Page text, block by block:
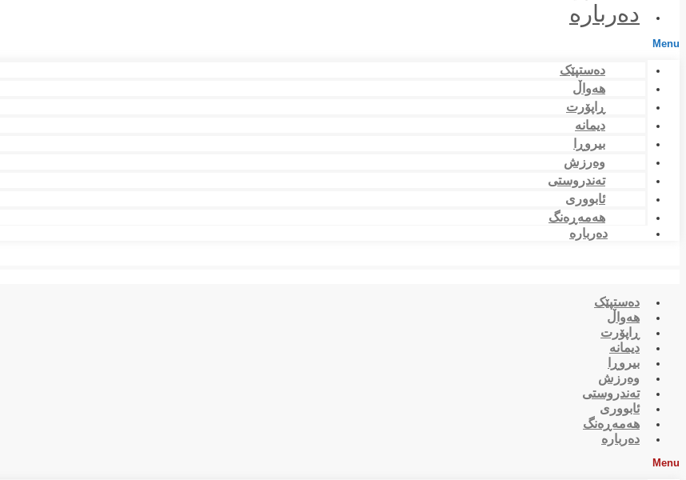
دەربارە
Menu
دەستپێک
هەواڵ
ڕاپۆرت
دیمانە
بیروڕا
وەرزش
تەندروستی
ئابووری
هەمەڕەنگ
دەربارە
دەستپێک
هەواڵ
ڕاپۆرت
دیمانە
بیروڕا
وەرزش
تەندروستی
ئابووری
هەمەڕەنگ
دەربارە
Menu